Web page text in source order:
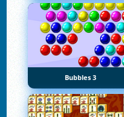
Bubbles 3